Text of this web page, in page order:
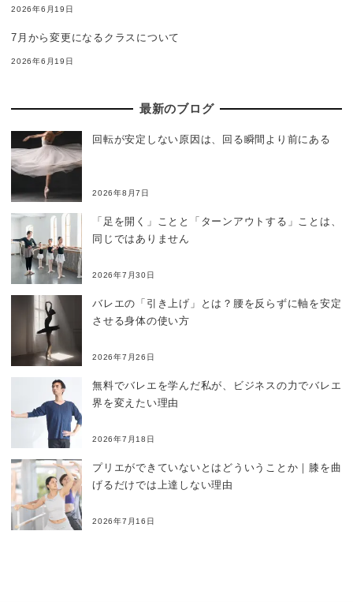
2026年6月19日
7月から変更になるクラスについて
2026年6月19日
最新のブログ
回転が安定しない原因は、回る瞬間より前にある
2026年8月7日
「足を開く」ことと「ターンアウトする」ことは、
同じではありません
2026年7月30日
バレエの「引き上げ」とは？腰を反らずに軸を安定
させる身体の使い方
2026年7月26日
無料でバレエを学んだ私が、ビジネスの力でバレエ
界を変えたい理由
2026年7月18日
プリエができていないとはどういうことか｜膝を曲
げるだけでは上達しない理由
2026年7月16日